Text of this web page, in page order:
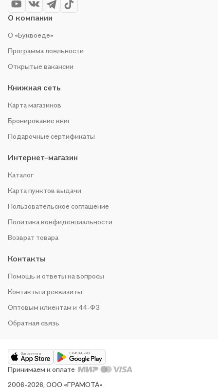
О компании
О «Буквоеде»
Программа лояльности
Открытые вакансии
Книжная сеть
Карта магазинов
Бронирование книг
Подарочные сертификаты
Интернет-магазин
Каталог
Карта пунктов выдачи
Пользовательское соглашение
Политика конфиденциальности
Возврат товара
Контакты
Помощь и ответы на вопросы
Контакты и реквизиты
Оптовым клиентам и 44-ФЗ
Обратная связь
2006-2026, ООО «ГРАМОТА»
Принимаем к оплате